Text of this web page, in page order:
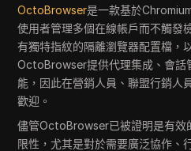
OctoBrowser是一款基於
使用者管理多個在線帳戶而不觸發
有獨特指紋的隔離瀏覽器配置檔，
OctoBrowser提供代理集成、會話
能，因此在營銷人員、聯盟行銷人
歡迎。
儘管OctoBrowser已被證明是有效
限性，尤其是對於需要廣泛協作、